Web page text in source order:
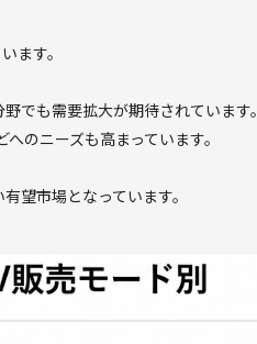
ます。
でも需要拡大が期待されています。
のニーズも高まっています。
望市場となっています。